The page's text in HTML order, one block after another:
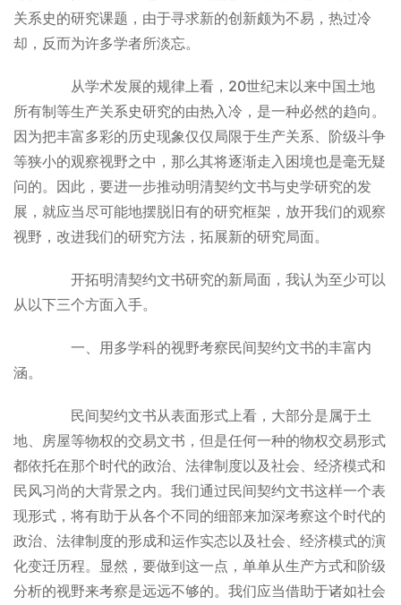
关系史的研究课题，由于寻求新的创新颇为不易，热过冷
却，反而为许多学者所淡忘。
从学术发展的规律上看，20世纪末以来中国土地
所有制等生产关系史研究的由热入冷，是一种必然的趋向。
因为把丰富多彩的历史现象仅仅局限于生产关系、阶级斗争
等狭小的观察视野之中，那么其将逐渐走入困境也是毫无疑
问的。因此，要进一步推动明清契约文书与史学研究的发
展，就应当尽可能地摆脱旧有的研究框架，放开我们的观察
视野，改进我们的研究方法，拓展新的研究局面。
开拓明清契约文书研究的新局面，我认为至少可以
从以下三个方面入手。
一、用多学科的视野考察民间契约文书的丰富内
涵。
民间契约文书从表面形式上看，大部分是属于土
地、房屋等物权的交易文书，但是任何一种的物权交易形式
都依托在那个时代的政治、法律制度以及社会、经济模式和
民风习尚的大背景之内。我们通过民间契约文书这样一个表
现形式，将有助于从各个不同的细部来加深考察这个时代的
政治、法律制度的形成和运作实态以及社会、经济模式的演
化变迁历程。显然，要做到这一点，单单从生产方式和阶级
分析的视野来考察是远远不够的。我们应当借助于诸如社会